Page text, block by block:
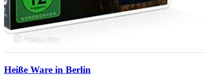
Heiße Ware in Berlin